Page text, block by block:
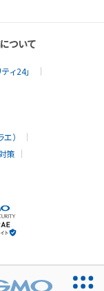
ついて
ィ24」
）
策